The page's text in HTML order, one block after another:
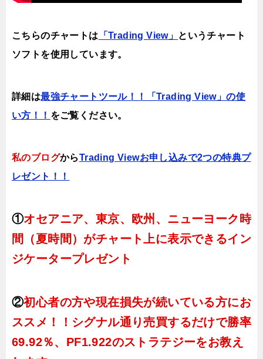
こちらのチャートは 「Trading View」 というチャート
ソフトを使用しています。
詳細は最強チャートツール！！「Trading View」の使
い方！！ をご覧ください。
私のブログからTrading Viewお申し込みで2つの特典プ
レゼント！！
①オセアニア、東京、欧州、ニューヨーク時
間（夏時間）がチャート上に表示できるイン
ジケータープレゼント
②初心者の方や現在損失が続いている方にお
ススメ！！シグナル通り売買するだけで勝率
69.92％、PF1.922のストラテジーをお教え